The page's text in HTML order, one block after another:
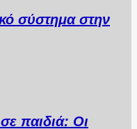
σύστημα στην
παιδιά: Οι